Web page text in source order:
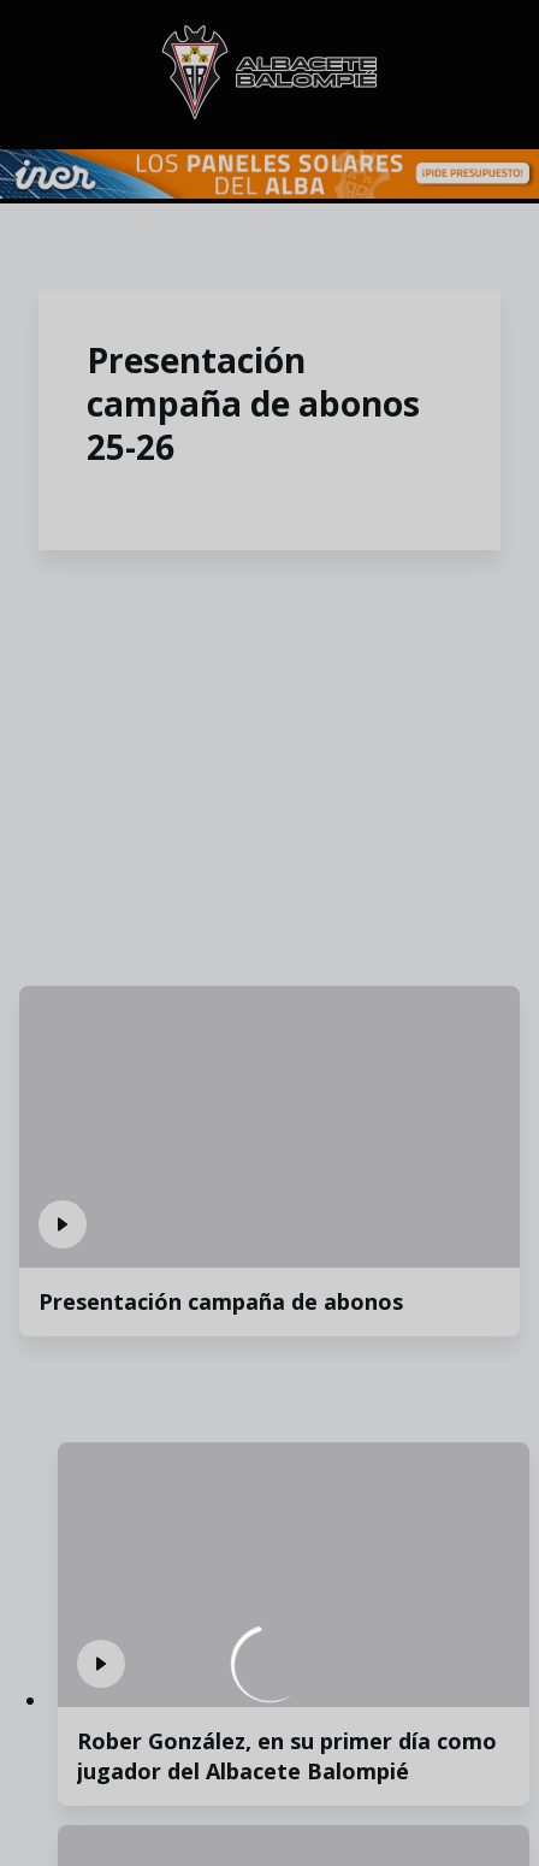
Skip to main content
Presentación
campaña de abonos
25-26
Presentación campaña de abonos
Rober González, en su primer día como
jugador del Albacete Balompié